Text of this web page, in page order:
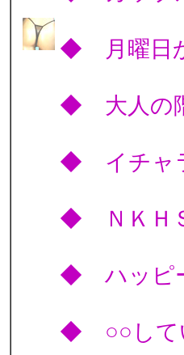
◆ 月曜
◆ 大
◆ イチ
◆ Ｎ
◆ ハッ
◆ ○○し